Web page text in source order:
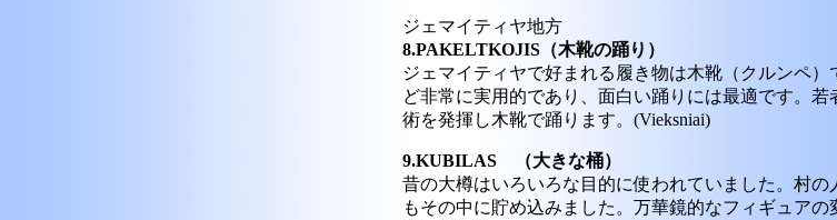
ジェマイティヤ地方
8.PAKELTKOJIS（木靴の踊り）
ジェマイティヤで好まれる履き物は木靴（クルンペ
ど非常に実用的であり、面白い踊りには最適です。
術を発揮し木靴で踊ります。(Vieksniai)
9.KUBILAS （大きな桶）
昔の大樽はいろいろな目的に使われていました。村
もその中に貯め込みました。万華鏡的なフィギュアの